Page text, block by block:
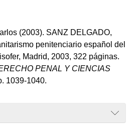
(2003). SANZ DELGADO,
penitenciario español del
Madrid, 2003, 322 páginas.
PENAL Y CIENCIAS
1039-1040.